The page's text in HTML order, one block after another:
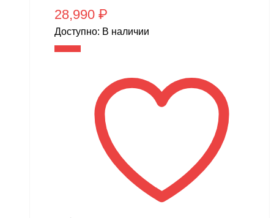
28,990 ₽
Доступно: В наличии